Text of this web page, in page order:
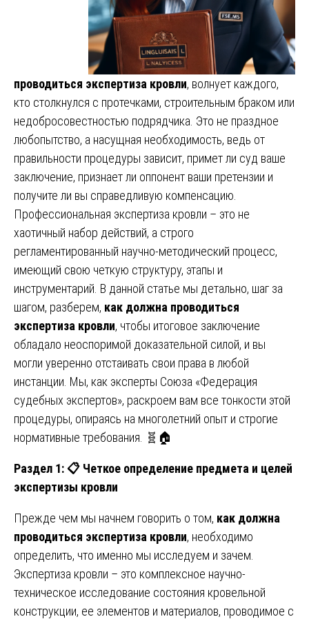
проводиться экспертиза кровли, волнует каждого,
кто столкнулся с протечками, строительным браком или
недобросовестностью подрядчика. Это не праздное
любопытство, а насущная необходимость, ведь от
правильности процедуры зависит, примет ли суд ваше
заключение, признает ли оппонент ваши претензии и
получите ли вы справедливую компенсацию.
Профессиональная экспертиза кровли – это не
хаотичный набор действий, а строго
регламентированный научно-методический процесс,
имеющий свою четкую структуру, этапы и
инструментарий. В данной статье мы детально, шаг за
шагом, разберем, как должна проводиться
экспертиза кровли, чтобы итоговое заключение
обладало неоспоримой доказательной силой, и вы
могли уверенно отстаивать свои права в любой
инстанции. Мы, как эксперты Союза «Федерация
судебных экспертов», раскроем вам все тонкости этой
процедуры, опираясь на многолетний опыт и строгие
нормативные требования. 🧬🏠
Раздел 1:📋 Четкое определение предмета и целей
экспертизы кровли
Прежде чем мы начнем говорить о том, как должна
проводиться экспертиза кровли, необходимо
определить, что именно мы исследуем и зачем.
Экспертиза кровли – это комплексное научно-
техническое исследование состояния кровельной
конструкции, ее элементов и материалов, проводимое с